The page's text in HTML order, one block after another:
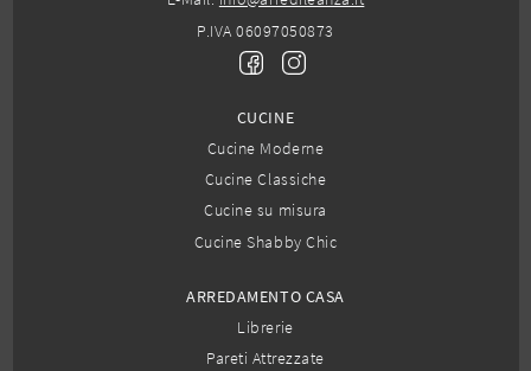
P.IVA 06097050873
CUCINE
Cucine Moderne
Cucine Classiche
Cucine su misura
Cucine Shabby Chic
ARREDAMENTO CASA
Librerie
Pareti Attrezzate